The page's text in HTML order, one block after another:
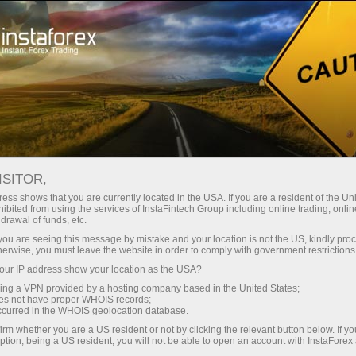
InstaForex के साथ आपको वास्तविक
लीवरेज, मार्केट में बेहतरीन स्प्रेड्स और
कमीशन, और स्टॉक्स व इंडेक्स ट्रेडिंग के लिए
फायदेमंद शर्तें।
छोटे
हर डिपॉजिट पर
30% बोनस
ट्रेडिंग में
और हाईवे पर गति
shows that you are currently located in the USA. If you are a resident of the
from using the services of InstaFintech Group including online trading,
of funds, etc.
are seeing this message by mistake and your location is not the US, kindly
you must leave the website in order to comply with government
IP address show your location as the USA?
a VPN provided by a hosting company based in the United States;
not have proper WHOIS records;
in the WHOIS geolocation database.
whether you are a US resident or not by clicking the relevant button below. If
being a US resident, you will not be able to open an account with InstaForex